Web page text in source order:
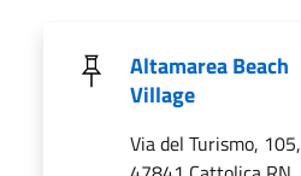
Altamarea Beach
Village
Via del Turismo, 105,